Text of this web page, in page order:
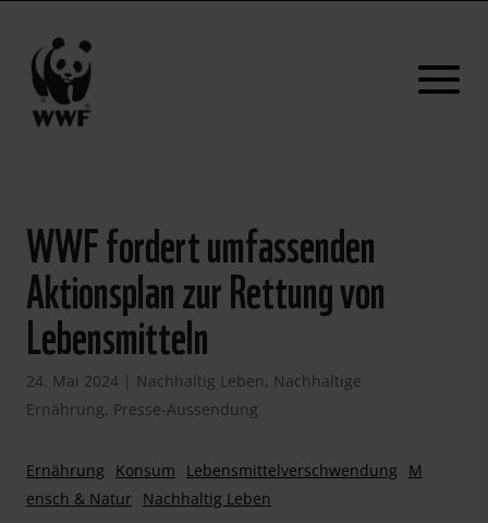
WWF fordert umfassenden
Aktionsplan zur Rettung von
Lebensmitteln
24. Mai 2024| Nachhaltig Leben, Nachhaltige
Ernährung, Presse-Aussendung
Ernährung Konsum Lebensmittelverschwendung
M
ensch & Natur Nachhaltig Leben